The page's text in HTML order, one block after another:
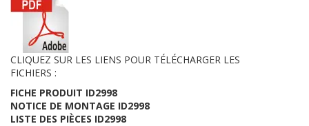
CLIQUEZ SUR LES LIENS POUR TÉLÉCHARGER LES
FICHIERS :
FICHE PRODUIT ID2998
NOTICE DE MONTAGE ID2998
LISTE DES PIÈCES ID2998